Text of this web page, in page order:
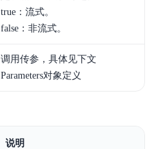
true：流式。
false：非流式。
调用传参，具体见下文
Parameters对象定义
说明